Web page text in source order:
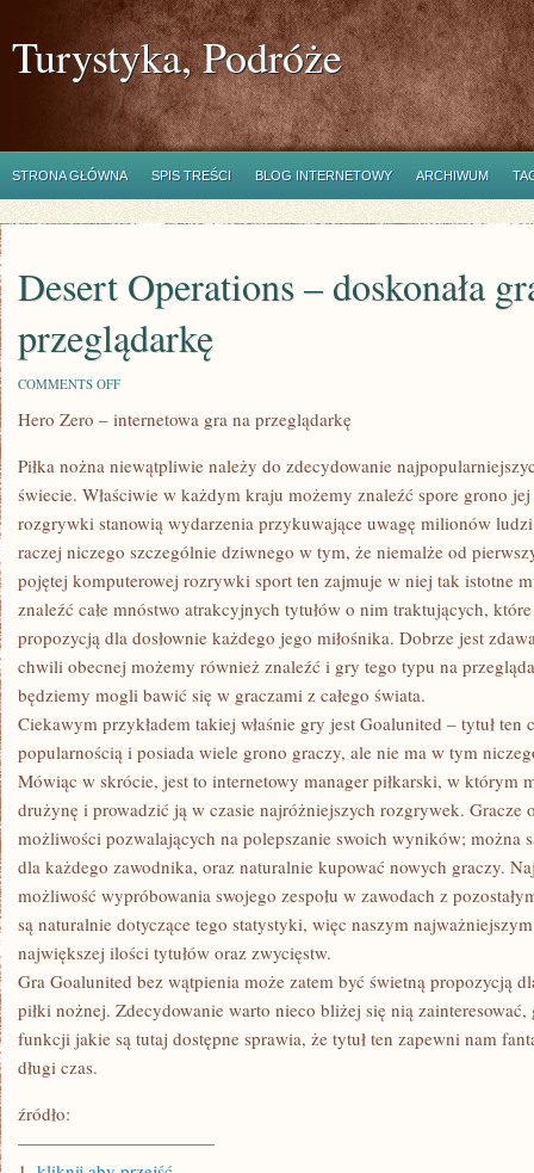
Turystyka, Podróże
STRONA GŁÓWNA SPIS TREŚCI BLOG INTERNETOWY ARCHIWUM
Desert Operations – doskonała
przeglądarkę
COMMENTS OFFON
OPERATIONS
GRA
NA
PRZEGLĄDARKĘ
Hero Zero – internetowa gra na przeglądarkę
Piłka nożna niewątpliwie należy do zdecydowanie
świecie. Właściwie w każdym kraju możemy znaleźć spore grono
rozgrywki stanowią wydarzenia przykuwające uwagę milionów
raczej niczego szczególnie dziwnego w tym, że niemalże od
pojętej komputerowej rozrywki sport ten zajmuje w niej tak istotne
znaleźć całe mnóstwo atrakcyjnych tytułów o nim traktujących,
propozycją dla dosłownie każdego jego miłośnika. Dobrze jest
chwili obecnej możemy również znaleźć i gry tego typu na
będziemy mogli bawić się w graczami z całego świata.
Ciekawym przykładem takiej właśnie gry jest Goalunited – tytuł ten
popularnością i posiada wiele grono graczy, ale nie ma w tym
Mówiąc w skrócie, jest to internetowy manager piłkarski, w którym
drużynę i prowadzić ją w czasie najróżniejszych rozgrywek. Gracze
możliwości pozwalających na polepszanie swoich wyników; można
dla każdego zawodnika, oraz naturalnie kupować nowych graczy.
możliwość wypróbowania swojego zespołu w zawodach z
są naturalnie dotyczące tego statystyki, więc naszym
największej ilości tytułów oraz zwycięstw.
Gra Goalunited bez wątpienia może zatem być świetną propozycją
piłki nożnej. Zdecydowanie warto nieco bliżej się nią
funkcji jakie są tutaj dostępne sprawia, że tytuł ten zapewni nam
długi czas.
źródło:
———————————